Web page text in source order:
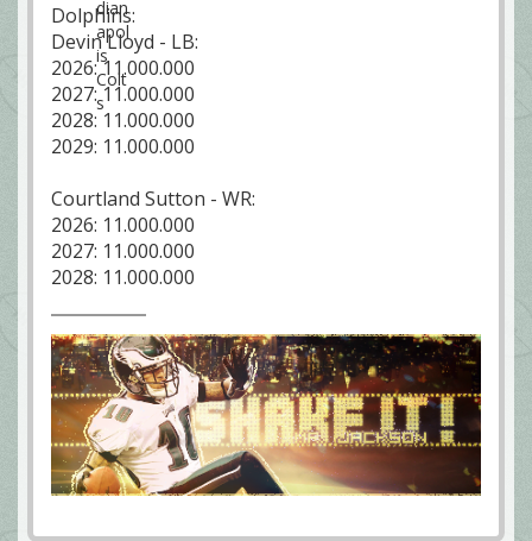
Dolphins:
Devin Lloyd - LB:
2026: 11.000.000
2027: 11.000.000
2028: 11.000.000
2029: 11.000.000
Courtland Sutton - WR:
2026: 11.000.000
2027: 11.000.000
2028: 11.000.000